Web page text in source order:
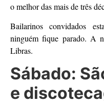
o melhor das mais de três
Bailarinos convidados
ninguém fique parado. A
Libras.
Sábado:
e